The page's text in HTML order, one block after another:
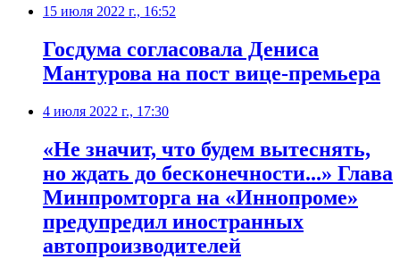
15 июля 2022 г., 16:52
Госдума согласовала Дениса
Мантурова на пост вице-премьера
4 июля 2022 г., 17:30
«Не значит, что будем вытеснять,
но ждать до бесконечности...» Глава
Минпромторга на «Иннопроме»
предупредил иностранных
автопроизводителей